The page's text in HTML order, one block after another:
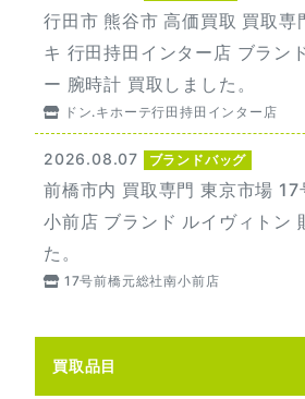
行田市 熊谷市 高価買取 買取専
キ 行田持田インター店 ブラン
ー 腕時計 買取しました。
ドン.キホーテ行田持田インター店
2026.08.07 ブランドバッグ
前橋市内 買取専門 東京市場 17
小前店 ブランド ルイヴィトン
た。
17号前橋元総社南小前店
買取品目